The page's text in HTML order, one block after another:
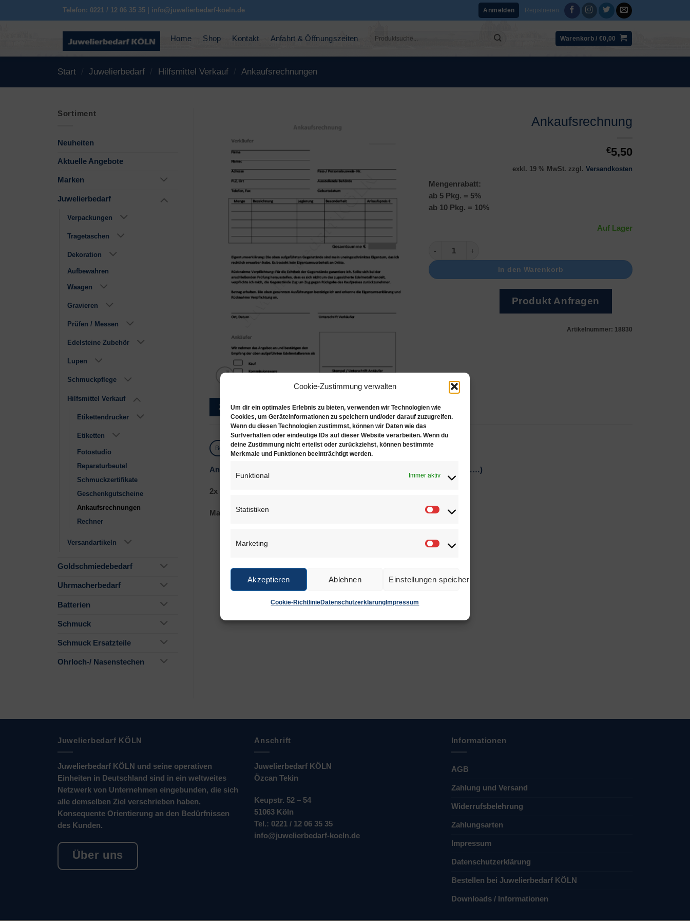
Cookie-Zustimmung verwalten
Um dir ein optimales Erlebnis zu bieten, verwenden wir Technologien wie
Cookies, um Geräteinformationen zu speichern und/oder darauf zuzugreifen.
Wenn du diesen Technologien zustimmst, können wir Daten wie das
Surfverhalten oder eindeutige IDs auf dieser Website verarbeiten. Wenn du
deine Zustimmung nicht erteilst oder zurückziehst, können bestimmte
Merkmale und Funktionen beeinträchtigt werden.
Funktional Immer aktiv
Statistiken
Statistiken
Marketing
Marketing
Akzeptieren Ablehnen Einstellungen speichern
Cookie-RichtlinieDatenschutzerklärung Impressum
Telefon: 0221 / 12 06 35 35 | info@juwelierbedarf-koeln.de Anmelden Registrieren
Home Shop Kontakt Anfahrt & Öffnungszeiten
Suchen
Warenkorb /€0,00
Start / Juwelierbedarf / Hilfsmittel Verkauf / Ankaufsrechnungen
Sortiment
Neuheiten
Aktuelle Angebote
Marken
Juwelierbedarf
Verpackungen
Tragetaschen
Dekoration
Aufbewahren
Waagen
Gravieren
Prüfen / Messen
Edelsteine Zubehör
Lupen
Schmuckpflege
Hilfsmittel Verkauf
Etikettendrucker
Etiketten
Fotostudio
Reparaturbeutel
Schmuckzertifikate
Geschenkgutscheine
Ankaufsrechnungen
Rechner
Versandartikeln
Goldschmiedebedarf
Uhrmacherbedarf
Batterien
Schmuck
Schmuck Ersatzteile
Ohrloch-/ Nasenstechen
Zur Wunschliste
Ankaufsrechnung
€5,50
exkl. 19 % MwSt. zzgl. Versandkosten
Mengenrabatt:
ab 5 Pkg. = 5%
ab 10 Pkg. = 10%
Auf Lager
Ankaufsrechnung Menge
In den Warenkorb
Produkt Anfragen
Artikelnummer: 18830
Beschreibung Zusätzliche Informationen
Ankaufsrechnungen mit Durchschrift für Schmuck (Gold, Platin, Silber ……)
2x 50 Seiten (1. Seite: weiß, Durchschrift: blau)
Maße: DIN A5 (L) 21 x (B) 14,8mm
Juwelierbedarf KÖLN
Juwelierbedarf KÖLN und seine operativen
Einheiten in Deutschland sind in ein weltweites
Netzwerk von Unternehmen eingebunden, die sich
alle demselben Ziel verschrieben haben.
Konsequente Orientierung an den Bedürfnissen
des Kunden.
Über uns
Anschrift
Juwelierbedarf KÖLN
Özcan Tekin
Keupstr. 52 – 54
51063 Köln
Tel.: 0221 / 12 06 35 35
info@juwelierbedarf-koeln.de
Informationen
AGB
Zahlung und Versand
Widerrufsbelehrung
Zahlungsarten
Impressum
Datenschutzerklärung
Bestellen bei Juwelierbedarf KÖLN
Downloads / Informationen